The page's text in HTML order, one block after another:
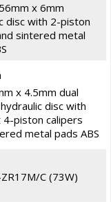
x 6mm
disc with 2-piston
sintered metal
x 4.5mm dual
disc with
piston calipers
metal pads ABS
C (73W)